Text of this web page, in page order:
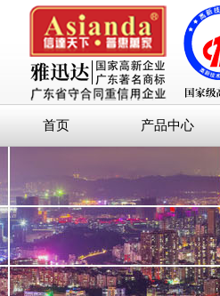
首页 产品中心